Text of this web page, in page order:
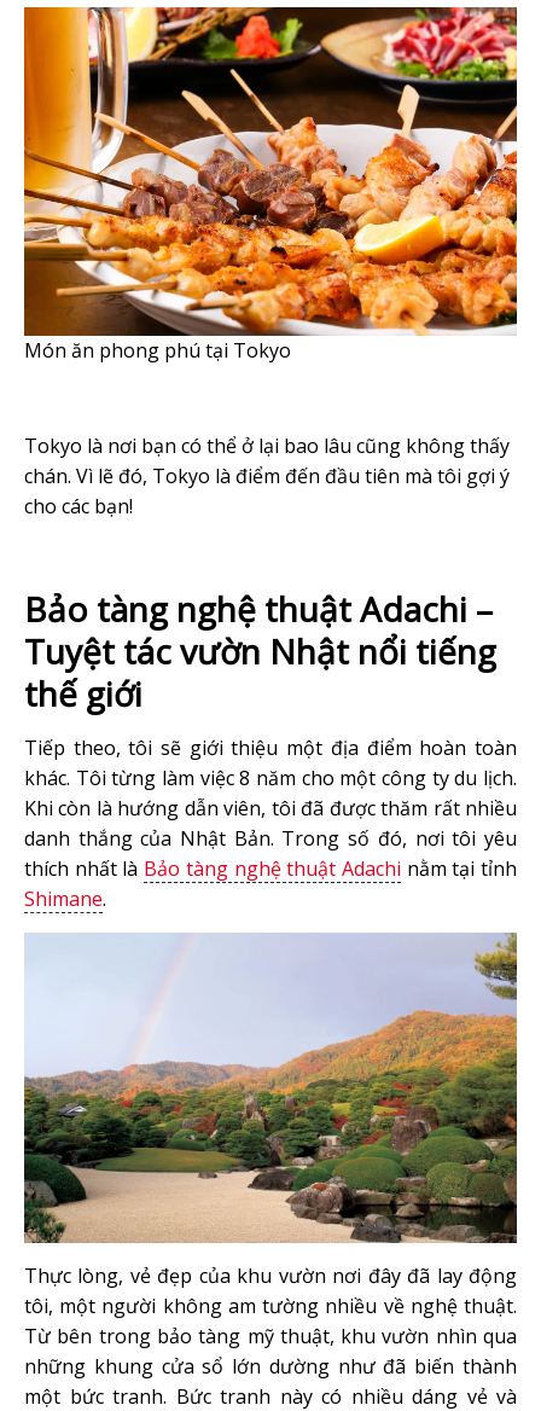
Món ăn phong phú tại Tokyo
Tokyo là nơi bạn có thể ở lại bao lâu cũng không thấy
chán. Vì lẽ đó, Tokyo là điểm đến đầu tiên mà tôi gợi ý
cho các bạn!
Bảo tàng nghệ thuật Adachi –
Tuyệt tác vườn Nhật nổi tiếng
thế giới
Tiếp theo, tôi sẽ giới thiệu một địa điểm hoàn toàn
khác. Tôi từng làm việc 8 năm cho một công ty du lịch.
Khi còn là hướng dẫn viên, tôi đã được thăm rất nhiều
danh thắng của Nhật Bản. Trong số đó, nơi tôi yêu
thích nhất là Bảo tàng nghệ thuật Adachi nằm tại tỉnh
Shimane.
Thực lòng, vẻ đẹp của khu vườn nơi đây đã lay động
tôi, một người không am tường nhiều về nghệ thuật.
Từ bên trong bảo tàng mỹ thuật, khu vườn nhìn qua
những khung cửa sổ lớn dường như đã biến thành
một bức tranh. Bức tranh này có nhiều dáng vẻ và